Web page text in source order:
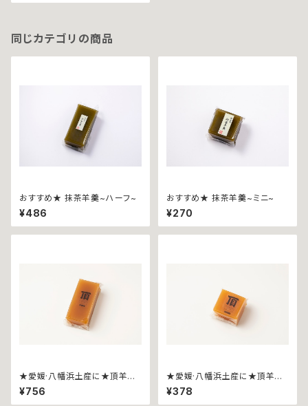
同じカテゴリの商品
おすすめ★ 抹茶羊羹~ハーフ~
¥486
おすすめ★ 抹茶羊羹~ミニ~
¥270
★愛媛·八幡浜土産に★頂羊
羹 ~ハーフ~ 三代目みかん
職人×別子飴本舗コラボ
¥756
★愛媛·八幡浜土産に★頂羊
羹 ~ミニ~ 三代目みかん職
人×別子飴本舗コラボ
¥378